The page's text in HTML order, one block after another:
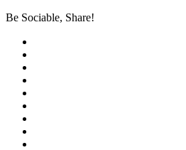
Be Sociable, Share!